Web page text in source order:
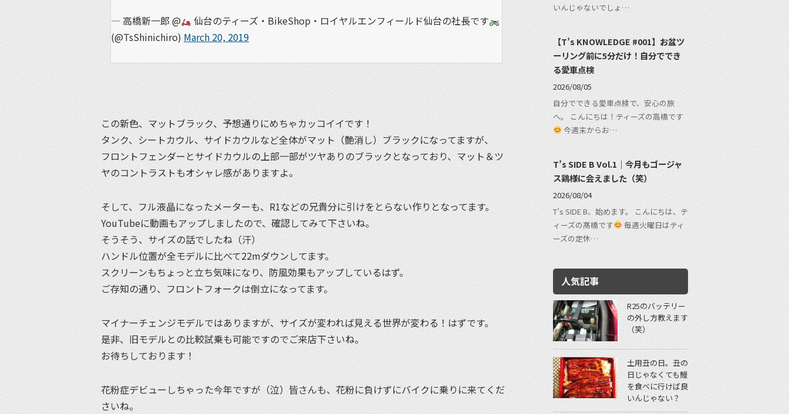
— 高橋新一郎 @
仙台のティーズ・BikeShop・ロイヤルエンフィールド仙台の社長です
(@TsShinichiro) March 20, 2019
この新色、マットブラック、予想通りにめちゃカッコイイです！
タンク、シートカウル、サイドカウルなど全体がマット（艶消し）ブラックになってますが、
フロントフェンダーとサイドカウルの上部一部がツヤありのブラックとなっており、マット＆ツ
ヤのコントラストもオシャレ感がありますよ。
そして、フル液晶になったメーターも、R1などの兄貴分に引けをとらない作りとなってます。
YouTubeに動画もアップしましたので、確認してみて下さいね。
そうそう、サイズの話でしたね（汗）
ハンドル位置が全モデルに比べて22mダウンしてます。
スクリーンもちょっと立ち気味になり、防風効果もアップしているはず。
ご存知の通り、フロントフォークは倒立になってます。
マイナーチェンジモデルではありますが、サイズが変われば見える世界が変わる！はずです。
是非、旧モデルとの比較試乗も可能ですのでご来店下さいね。
お待ちしております！
花粉症デビューしちゃった今年ですが（泣）皆さんも、花粉に負けずにバイクに乗りに来てくだ
さいね。
いんじゃないでしょ…
【T’s KNOWLEDGE #001】お盆ツ
ーリング前に5分だけ！自分ででき
る愛車点検
2026/08/05
自分でできる愛車点検で、安心の旅
へ。 こんにちは！ティーズの高橋です
今週末からお…
T’s SIDE B Vol.1｜今月もゴージャ
ス鶏様に会えました（笑）
2026/08/04
T’s SIDE B、始めます。 こんにちは、テ
ィーズの髙橋です
毎週火曜日はティ
ーズの定休…
人気記事
R25のバッテリー
の外し方教えます
（笑）
土用丑の日。丑の
日じゃなくても鰻
を食べに行けば良
いんじゃない？